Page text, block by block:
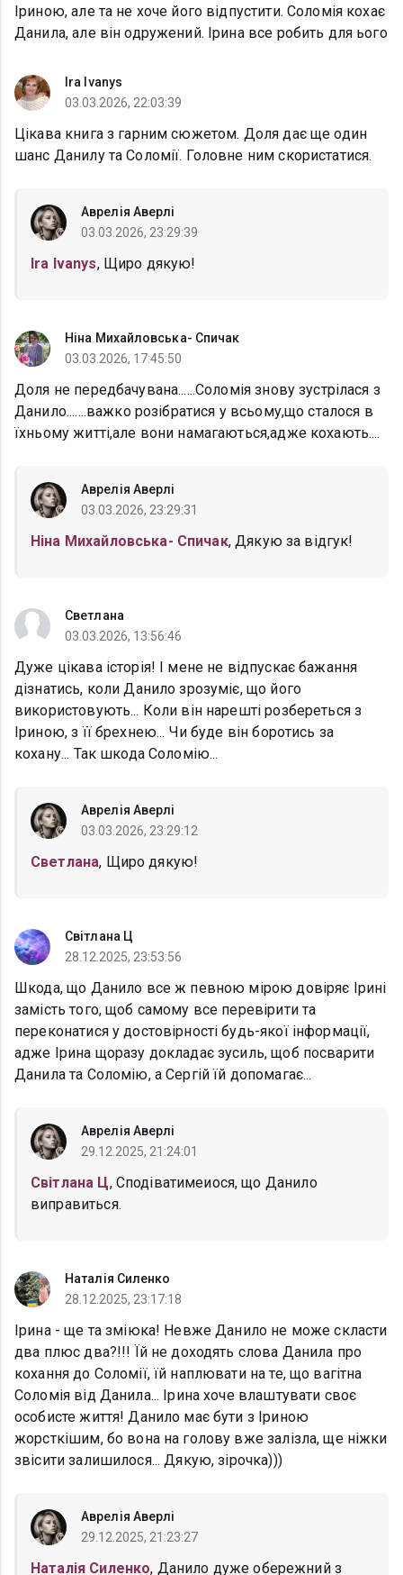
Іриною, але та не хоче його відпустити. Соломія кохає
Данила, але він одружений. Ірина все робить для ього
Ira Ivanys
03.03.2026, 22:03:39
Цікава книга з гарним сюжетом. Доля дає ще один
шанс Данилу та Соломії. Головне ним скористатися.
Аврелія Аверлі
03.03.2026, 23:29:39
Ira Ivanys, Щиро дякую!
Ніна Михайловська- Спичак
03.03.2026, 17:45:50
Доля не передбачувана......Соломія знову зустрілася з
Данило.......важко розібратися у всьому,що сталося в
їхньому житті,але вони намагаються,адже кохають....
Аврелія Аверлі
03.03.2026, 23:29:31
Ніна Михайловська- Спичак, Дякую за відгук!
Светлана
03.03.2026, 13:56:46
Дуже цікава історія! І мене не відпускає бажання
дізнатись, коли Данило зрозуміє, що його
використовують... Коли він нарешті розбереться з
Іриною, з її брехнею... Чи буде він боротись за
кохану... Так шкода Соломію...
Аврелія Аверлі
03.03.2026, 23:29:12
Светлана, Щиро дякую!
Світлана Ц
28.12.2025, 23:53:56
Шкода, що Данило все ж певною мірою довіряє Ірині
замість того, щоб самому все перевірити та
переконатися у достовірності будь-якої інформації,
адже Ірина щоразу докладає зусиль, щоб посварити
Данила та Соломію, а Сергій їй допомагає...
Аврелія Аверлі
29.12.2025, 21:24:01
Світлана Ц, Сподіватимеиося, що Данило
виправиться.
Наталія Силенко
28.12.2025, 23:17:18
Ірина - ще та зміюка! Невже Данило не може скласти
два плюс два?!!! Їй не доходять слова Данила про
кохання до Соломії, їй наплювати на те, що вагітна
Соломія від Данила... Ірина хоче влаштувати своє
особисте життя! Данило має бути з Іриною
жорсткішим, бо вона на голову вже залізла, ще ніжки
звісити залишилося... Дякую, зірочка)))
Аврелія Аверлі
29.12.2025, 21:23:27
Наталія Силенко, Данило дуже обережний з